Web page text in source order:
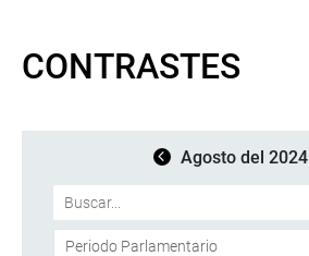
CONTRASTES
Agosto del 2024